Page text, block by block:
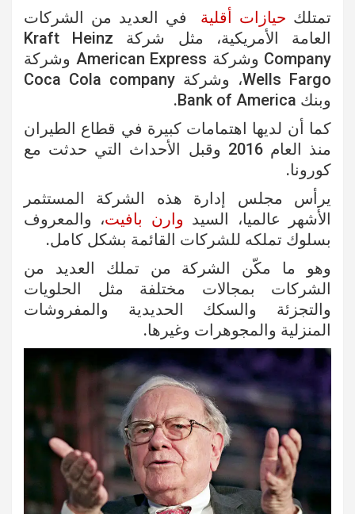
تمتلك حيازات أقلية
في العديد من الشركات
العامة الأمريكية، مثل شركة Kraft Heinz
Company وشركة American Express وشركة
Wells Fargo، وشركة Coca Cola company
وبنك Bank of America.
كما أن لديها اهتمامات كبيرة في قطاع الطيران
منذ العام 2016 وقبل الأحداث التي حدثت مع
كورونا.
يرأس مجلس إدارة هذه الشركة المستثمر
الأشهر عالميا، السيد وارن بافيت، والمعروف
بسلوك تملكه للشركات القائمة بشكل كامل.
وهو ما مكّن الشركة من تملك العديد من
الشركات بمجالات مختلفة مثل الحلويات
والتجزئة والسكك الحديدية والمفروشات
المنزلية والمجوهرات وغيرها.